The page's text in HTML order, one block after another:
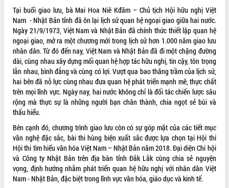
HỆ THỐNG VĂN BẢN
VĂN BẢN HĐND TỈNH
ĐIỂM TIN VĂN BẢN
QUY HOẠCH - KẾ HOẠCH
Tại buổi giao lưu, bà Mai Hoa Niê Kđăm – Chủ tịch Hội hữu nghị Việt
Nam - Nhật Bản tỉnh đã ôn lại lịch sử quan hệ ngoại giao giữa hai nước.
Ngày 21/9/1973, Việt Nam và Nhật Bản đã chính thức thiết lập quan hệ
ngoại giao, mở ra một chương mới trong lịch sử hơn 1.000 năm giao lưu
nhân dân. Từ đó đến nay, Việt Nam và Nhật Bản đã đi một chặng đường
dài, cùng nhau xây dựng mối quan hệ hợp tác hữu nghị, tin cậy, tôn trọng
lẫn nhau, bình đẳng và cùng có lợi. Vượt qua bao thăng trầm của lịch sử,
hai bên đã nỗ lực cùng nhau đưa quan hệ phát triển mạnh mẽ, thực chất
trên mọi lĩnh vực. Ngày nay, hai nước không chỉ là đối tác chiến lược sâu
rộng mà thực sự là những người bạn chân thành, chia ngọt sẻ bùi và
thấu hiểu.
Bên cạnh đó, chương trình giao lưu còn có sự góp mặt của các tiết mục
văn nghệ đặc sắc, bài thi hùng biện xuất sắc được lựa chọn tại Hội thi
Hội thi tìm hiểu văn hóa Việt Nam – Nhật Bản năm 2018. Đại diện Chi hội
và Công ty Nhật Bản trên địa bàn tỉnh Đắk Lắk cùng chia sẻ nguyện
vọng, định hướng nhằm phát triển quan hệ hữu nghị với nhân dân Việt
Nam - Nhật Bản, đặc biệt trong lĩnh vực văn hóa, giáo dục và kinh tế.